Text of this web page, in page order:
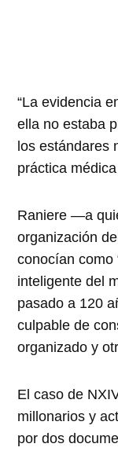
“La evidencia
ella no estaba
los estándares
práctica
Raniere —a
organización
conocían como
inteligente del
pasado a 120
culpable de
organizado y
El caso de
millonarios y
por dos